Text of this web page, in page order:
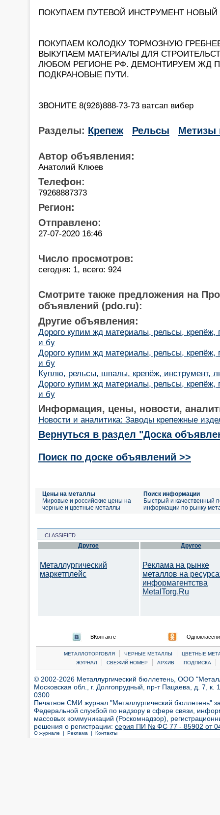
ПОКУПАЕМ ПУТЕВОЙ ИНСТРУМЕНТ НОВЫЙ
ПОКУПАЕМ КОЛОДКУ ТОРМОЗНУЮ
ВЫКУПАЕМ МАТЕРИАЛЫ ДЛЯ
ЛЮБОМ РЕГИОНЕ РФ. ДЕМОНТИРУЕМ ЖД
ПОДКРАНОВЫЕ ПУТИ.
ЗВОНИТЕ 8(926)888-73-73 ватсап вибер
Разделы: Крепеж Рельсы Метизы
Автор объявления:
Анатолий Клюев
Телефон:
79268887373
Регион:
Отправлено:
27-07-2020 16:46
Число просмотров:
сегодня: 1, всего: 924
Смотрите также предложения на
объявлений (pdo.ru):
Другие объявления:
Дорого купим жд материалы, рельсы, крепёж,
и бу
Дорого купим жд материалы, рельсы, крепёж,
и бу
Куплю, рельсы, шпалы, крепёж, инструмент,
Дорого купим жд материалы, рельсы, крепёж,
и бу
Информация, цены, новости,
Новости и аналитика: Заводы крепежные
Вернуться в раздел "Доска
Поиск по доске объявлений >>
Цены на металлы
Мировые и российские цены на
черные и цветные металлы
Поиск информации
Быстрый и качественный
информации по рынку
CLASSIFIED
Другое
Металлургический
маркетплейс
Другое
Реклама на рынке
металлов на
информагентства
MetalTorg.Ru
ВКонтакте
МЕТАЛЛОТОРГОВЛЯ | ЧЕРНЫЕ МЕТАЛЛЫ |
ЦВЕТНЫЕ
ЖУРНАЛ
| СВЕЖИЙ НОМЕР | АРХИВ | ПОДПИСКА |
© 2002-2026 Металлургический бюллетень, ООО
Московская обл., г. Долгопрудный, пр-т Пацаева, д. 7,
0300
Печатное СМИ журнал "Металлургический бюллетень"
Федеральной службой по надзору в сфере связи,
массовых коммуникаций (Роскомнадзор),
решения о регистрации: серия ПИ № ФС 77 - 85902 от 04
О журнале | Реклама | Контакты